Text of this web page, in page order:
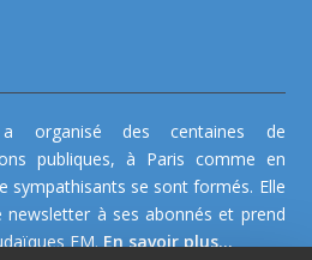
organisé des centaines de
publiques, à Paris comme en
sympathisants se sont formés. Elle
newsletter à ses abonnés et prend
FM. En savoir plus...